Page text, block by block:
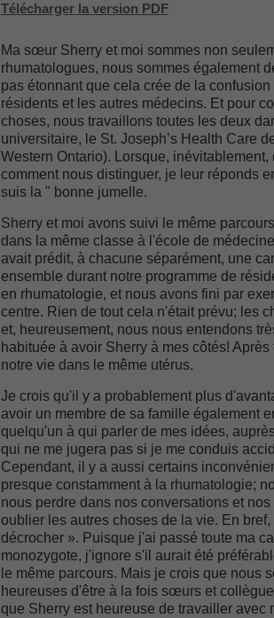
Télécharger la version PDF
Ma sœur Sherry et moi sommes non
rhumatologues, nous sommes également
pas étonnant que cela crée de la
résidents et les autres médecins. Et pour
choses, nous travaillons toutes les deux
universitaire, le St. Joseph’s Health Care
Western Ontario). Lorsque,
comment nous distinguer, je leur réponds
suis la " bonne jumelle.
Sherry et moi avons suivi le même
dans la même classe à l'école de
avait prédit, à chacune séparément, une
ensemble durant notre programme de
en rhumatologie, et nous avons fini par
centre. Rien de tout cela n'était prévu; les
et, heureusement, nous nous entendons
habituée à avoir Sherry à mes côtés!
notre vie dans le même utérus.
Je crois qu'il y a probablement plus
avoir un membre de sa famille également
quelqu'un à qui parler de mes idées,
qui ne me jugera pas si je me conduis
Cependant, il y a aussi certains
presque constamment à la rhumatologie;
nous perdre dans nos conversations et
oublier les autres choses de la vie. En
décrocher ». Puisque j'ai passé toute ma
monozygote, j'ignore s'il aurait été
le même parcours. Mais je crois que nous
heureuses d'être à la fois sœurs et
que Sherry est heureuse de travailler avec